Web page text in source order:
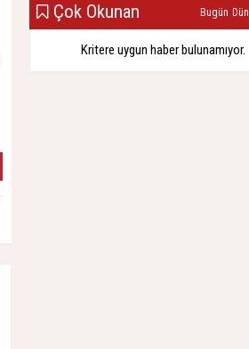
Çok Okunan Bugün Dün
Kritere uygun haber bulunamıyor.